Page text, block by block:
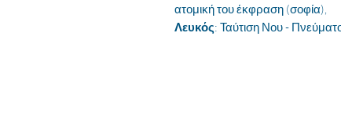
ατομική του έκφραση (σοφία),
Λευκός: Ταύτιση Νου -